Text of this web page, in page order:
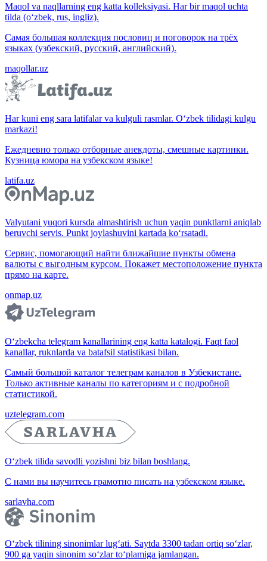
Maqol va naqllarning eng katta kolleksiyasi. Har bir maqol uchta
tilda (o‘zbek, rus, ingliz).
Самая большая коллекция пословиц и поговорок на трёх
языках (узбекский, русский, английский).
maqollar.uz
Har kuni eng sara latifalar va kulguli rasmlar. O‘zbek tilidagi kulgu
markazi!
Ежедневно только отборные анекдоты, смешные картинки.
Кузница юмора на узбекском языке!
latifa.uz
Valyutani yuqori kursda almashtirish uchun yaqin punktlarni aniqlab
beruvchi servis. Punkt joylashuvini kartada ko‘rsatadi.
Сервис, помогающий найти ближайшие пункты обмена
валюты с выгодным курсом. Покажет местоположение пункта
прямо на карте.
onmap.uz
O‘zbekcha telegram kanallarining eng katta katalogi. Faqt faol
kanallar, ruknlarda va batafsil statistikasi bilan.
Самый большой каталог телеграм каналов в Узбекистане.
Только активные каналы по категориям и с подробной
статистикой.
uztelegram.com
O‘zbek tilida savodli yozishni biz bilan boshlang.
С нами вы научитесь грамотно писать на узбекском языке.
sarlavha.com
O‘zbek tilining sinonimlar lug‘ati. Saytda 3300 tadan ortiq so‘zlar,
900 ga yaqin sinonim so‘zlar to‘plamiga jamlangan.